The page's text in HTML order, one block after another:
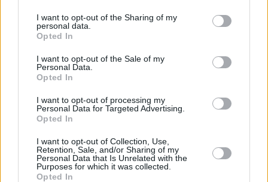
I want to opt-out of the Sharing of my
personal data.
Opted In
I want to opt-out of the Sale of my
Personal Data.
Opted In
I want to opt-out of processing my
Personal Data for Targeted Advertising.
Opted In
I want to opt-out of Collection, Use,
Retention, Sale, and/or Sharing of my
Personal Data that Is Unrelated with the
Purposes for which it was collected.
Opted In
o regular
Escribir un comentario
30 Diciembre 2024 - 06:00
Escrito por Redaccion
Estas Navidades los
españoles gastarán una
media de 227 euros en
regalos